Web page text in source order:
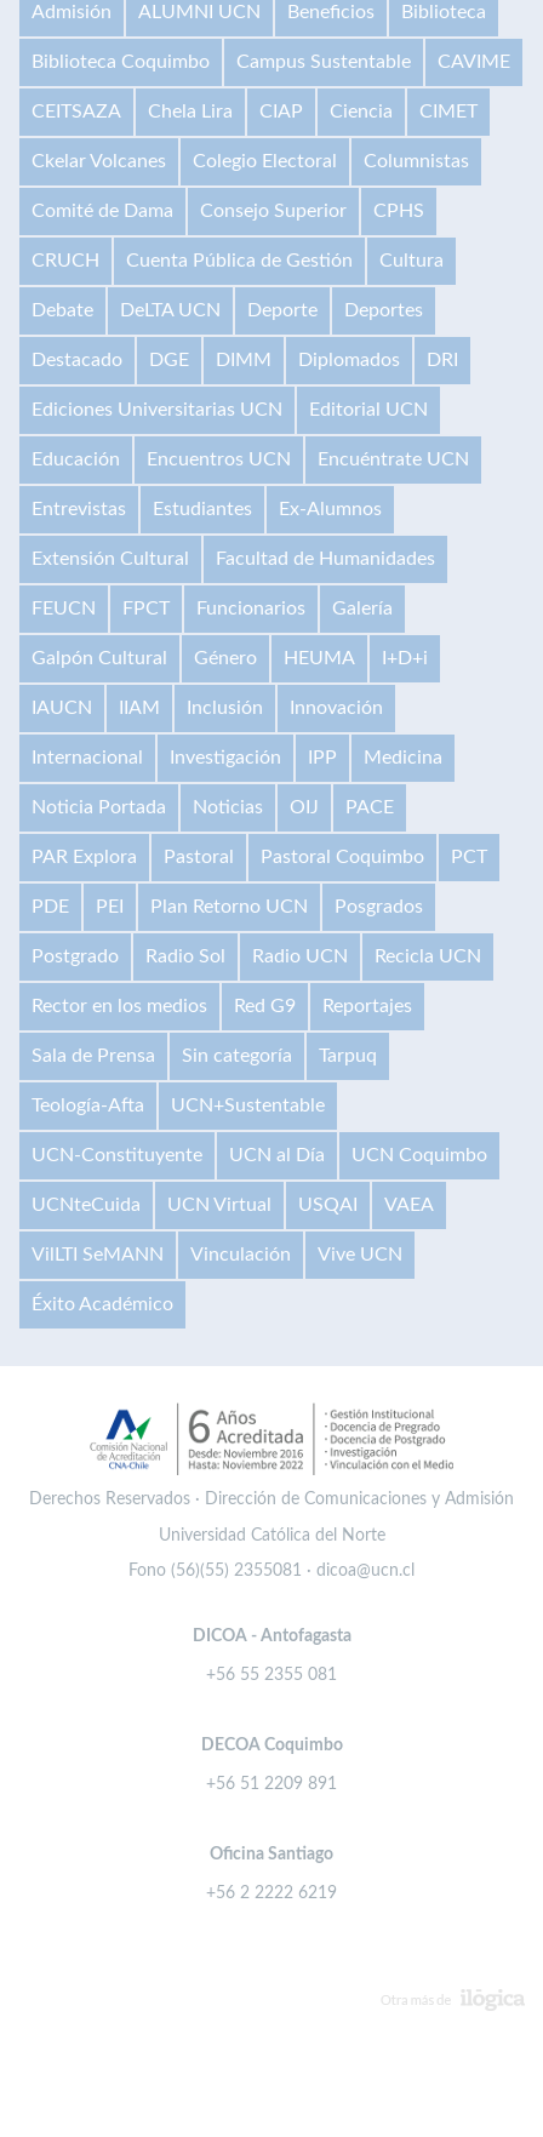
Admisión ALUMNI UCN Beneficios Biblioteca
Biblioteca Coquimbo Campus Sustentable CAVIME
CEITSAZA Chela Lira CIAP Ciencia CIMET
Ckelar Volcanes Colegio Electoral Columnistas
Comité de Dama Consejo Superior CPHS
CRUCH Cuenta Pública de Gestión Cultura
Debate DeLTA UCN Deporte Deportes
Destacado DGE DIMM Diplomados DRI
Ediciones Universitarias UCN Editorial UCN
Educación Encuentros UCN Encuéntrate UCN
Entrevistas Estudiantes Ex-Alumnos
Extensión Cultural Facultad de Humanidades
FEUCN FPCT Funcionarios Galería
Galpón Cultural Género HEUMA I+D+i
IAUCN IIAM Inclusión Innovación
Internacional Investigación IPP Medicina
Noticia Portada Noticias OIJ PACE
PAR Explora Pastoral Pastoral Coquimbo PCT
PDE PEI Plan Retorno UCN Posgrados
Postgrado Radio Sol Radio UCN Recicla UCN
Rector en los medios Red G9 Reportajes
Sala de Prensa Sin categoría Tarpuq
Teología-Afta UCN+Sustentable
UCN-Constituyente UCN al Día UCN Coquimbo
UCNteCuida UCN Virtual USQAI VAEA
VilLTI SeMANN Vinculación Vive UCN
Éxito Académico
Derechos Reservados · Dirección de Comunicaciones y Admisión
Universidad Católica del Norte
Fono (56)(55) 2355081 · dicoa@ucn.cl
DICOA - Antofagasta
+56 55 2355 081
DECOA Coquimbo
+56 51 2209 891
Oficina Santiago
+56 2 2222 6219